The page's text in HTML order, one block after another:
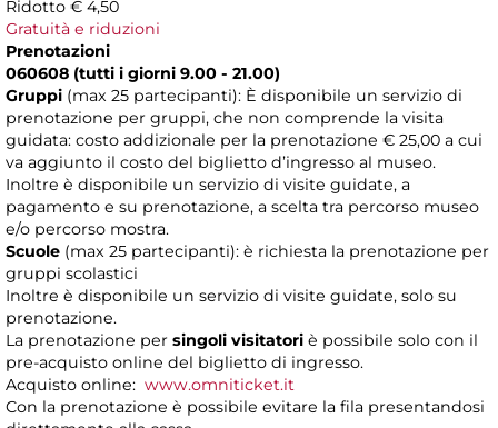
Ridotto € 4,50
Gratuità e riduzioni
Prenotazioni
060608 (tutti i giorni 9.00 - 21.00)
Gruppi (max 25 partecipanti): È disponibile un servizio di
prenotazione per gruppi, che non comprende la visita
guidata: costo addizionale per la prenotazione € 25,00 a cui
va aggiunto il costo del biglietto d’ingresso al museo.
Inoltre è disponibile un servizio di visite guidate, a
pagamento e su prenotazione, a scelta tra percorso museo
e/o percorso mostra.
Scuole (max 25 partecipanti): è richiesta la prenotazione per
gruppi scolastici
Inoltre è disponibile un servizio di visite guidate, solo su
prenotazione.
La prenotazione per singoli visitatori è possibile solo con il
pre-acquisto online del biglietto di ingresso.
Acquisto online: www.omniticket.it
Con la prenotazione è possibile evitare la fila presentandosi